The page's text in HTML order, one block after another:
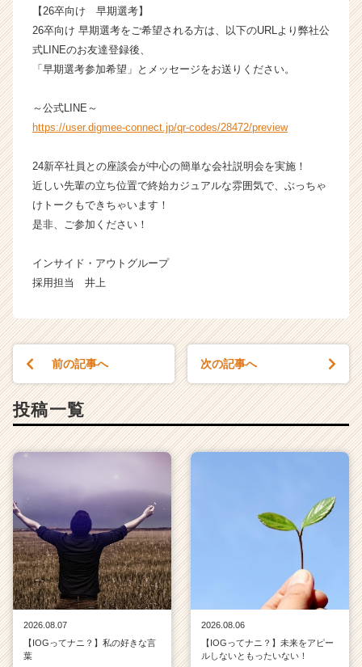
r
e
e
r）
【26卒向け 早期選考】
26卒向け 早期選考をご希望される方は、以下のURLより弊社公
式LINEのお友達登録後、
「早期選考参加希望」とメッセージをお送りください。
～公式LINE～
https://user.digmee-connect.jp/qr-codes/28472/preview
24新卒社員との座談会が中心の簡単な会社説明会を実施！
近しい先輩の立ち位置で終始カジュアルな雰囲気で、ぶっちゃ
けトークもできちゃいます！
是非、ご参加ください！
インサイド・アウトグループ
採用担当 井上
前の記事へ 次の記事へ
投稿一覧
2026.08.07
【IOGってナニ？】私の好きな言
葉
2026.08.06
【IOGってナニ？】未来をアピー
ルしないともったいない！